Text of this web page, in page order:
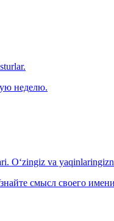
неделю.
O‘zingiz va
смысл своего